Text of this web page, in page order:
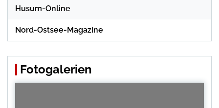
Husum-Online
Nord-Ostsee-Magazine
Fotogalerien